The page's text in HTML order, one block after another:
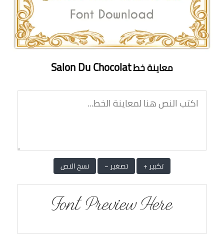
معاينةخطSalon Du Chocolat
تكبير + تصغير − نسخ النص
Font Preview Here